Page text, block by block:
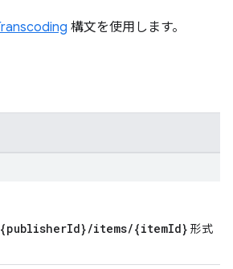
構文を使用します。
items/{itemId} 形式